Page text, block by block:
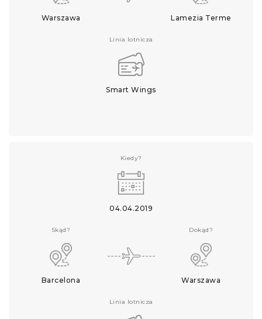
Warszawa Lamezia Terme
Linia lotnicza
Smart Wings
Kiedy?
04.04.2019
Skąd?
Barcelona
Dokąd?
Warszawa
Linia lotnicza